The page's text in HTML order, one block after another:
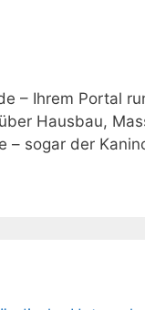
– Ihrem Portal
Hausbau,
– sogar der